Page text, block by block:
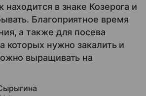
находится в знаке Козерога и
Благоприятное время
а также для посева
которых нужно закалить и
выращивать на